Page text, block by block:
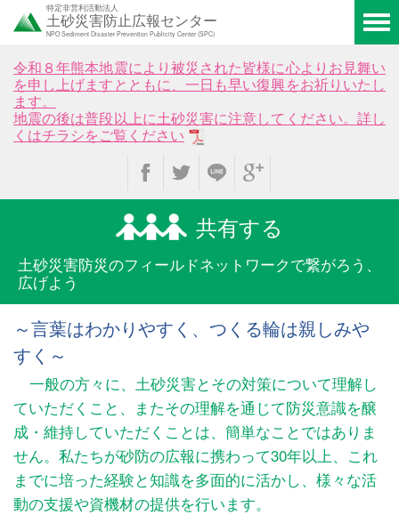
特定非営利活動法人
土砂災害防止広報センター
NPO Sediment Disaster Prevention Publicity Center (SPC)
令和８年熊本地震により被災された皆様に心よりお見舞い
を申し上げますとともに、一日も早い復興をお祈りいたし
ます。
地震の後は普段以上に土砂災害に注意してください。詳し
くはチラシをご覧ください
共有する
土砂災害防災のフィールドネットワークで繋がろう、
広げよう
～言葉はわかりやすく、つくる輪は親しみや
すく～
一般の方々に、土砂災害とその対策について理解し
ていただくこと、またその理解を通じて防災意識を醸
成・維持していただくことは、簡単なことではありま
せん。私たちが砂防の広報に携わって30年以上、これ
までに培った経験と知識を多面的に活かし、様々な活
動の支援や資機材の提供を行います。